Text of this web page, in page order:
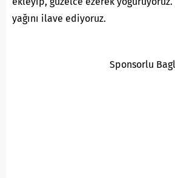
yağını ilave ediyoruz.
Sponsorlu